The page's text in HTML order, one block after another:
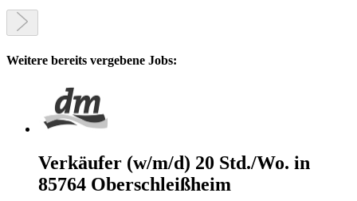
Weitere bereits vergebene Jobs:
Verkäufer (w/m/d) 20 Std./Wo. in
85764 Oberschleißheim